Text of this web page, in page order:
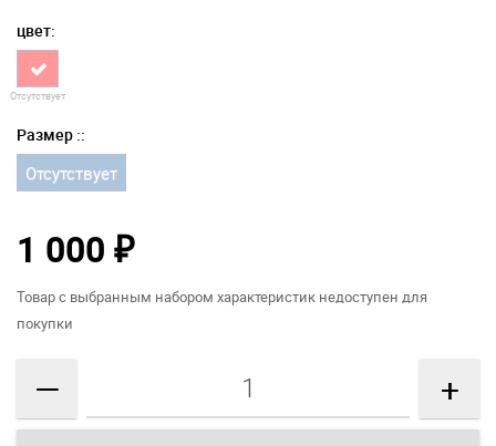
цвет:
Отсутствует
Размер ::
Отсутствует
1 000 ₽
Товар с выбранным набором характеристик недоступен для
покупки
— +